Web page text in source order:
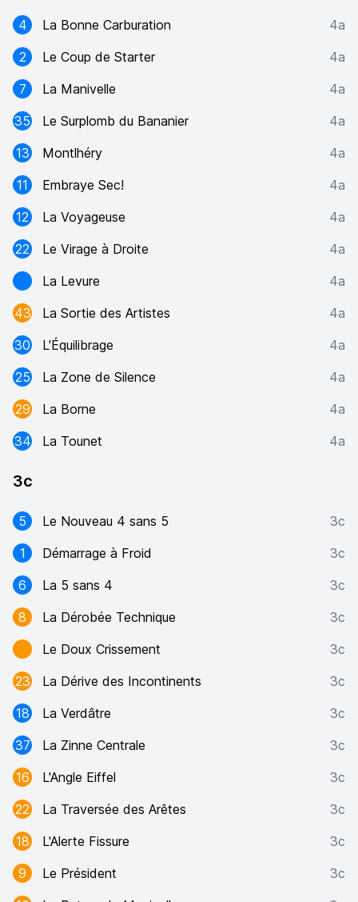
4 La Bonne Carburation
4a
2
Le Coup de Starter
4a
7
La Manivelle
4a
35
Le Surplomb du Bananier
4a
13
Montlhéry
4a
11
Embraye Sec!
4a
12
La Voyageuse
4a
22
Le Virage à Droite
4a
La Levure
4a
43
La Sortie des Artistes
4a
30
L'Équilibrage
4a
25
La Zone de Silence
4a
29
La Borne
4a
34
La Tounet 4a
3c
5 Le Nouveau 4 sans 5
3c
1
Démarrage à Froid
3c
6
La 5 sans 4
3c
8
La Dérobée Technique
3c
Le Doux Crissement
3c
23
La Dérive des Incontinents
3c
18
La Verdâtre
3c
37
La Zinne Centrale
3c
16
L'Angle Eiffel
3c
22
La Traversée des Arêtes
3c
18
L'Alerte Fissure
3c
9
Le Président
3c